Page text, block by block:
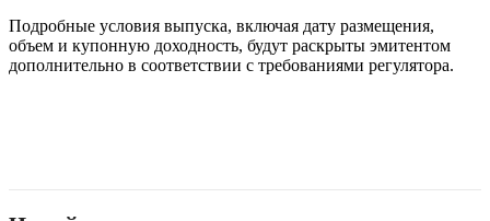
Подробные условия выпуска, включая дату размещения,
объем и купонную доходность, будут раскрыты эмитентом
дополнительно в соответствии с требованиями регулятора.